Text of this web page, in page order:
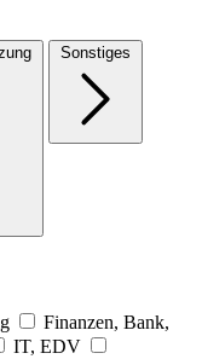
Sonstiges
Finanzen, Bank,
IT, EDV